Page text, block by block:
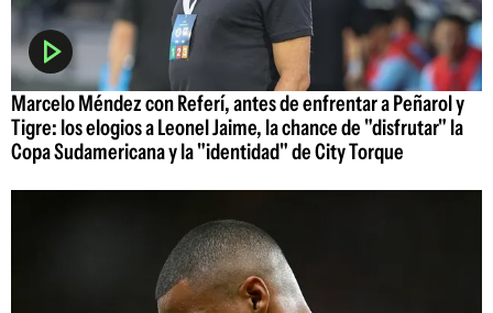
Marcelo Méndez con Referí, antes de enfrentar a Peñarol y
Tigre: los elogios a Leonel Jaime, la chance de "disfrutar" la
Copa Sudamericana y la "identidad" de City Torque